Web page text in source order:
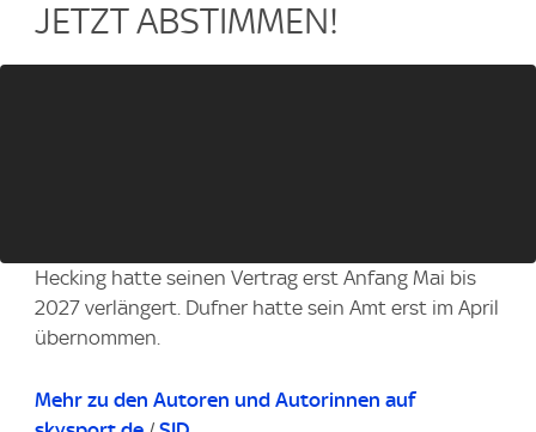
JETZT ABSTIMMEN!
Hecking hatte seinen Vertrag erst Anfang Mai bis
2027 verlängert. Dufner hatte sein Amt erst im April
übernommen.
Mehr zu den Autoren und Autorinnen auf